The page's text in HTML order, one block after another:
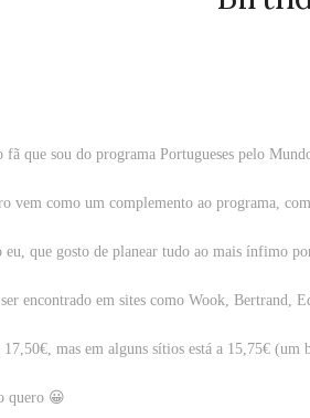
fã que sou do programa Portugueses pelo
vem como um complemento ao programa,
eu, que gosto de planear tudo ao mais ínfimo
encontrado em sites como Wook, Bertrand,
17,50€, mas em alguns sítios está a 15,75€ (um
quero 😀